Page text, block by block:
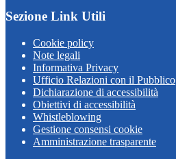
Sezione Link Utili
Cookie policy
Note legali
Informativa Privacy
Ufficio Relazioni con il Pubblico
Dichiarazione di accessibilità
Obiettivi di accessibilità
Whistleblowing
Gestione consensi cookie
Amministrazione trasparente